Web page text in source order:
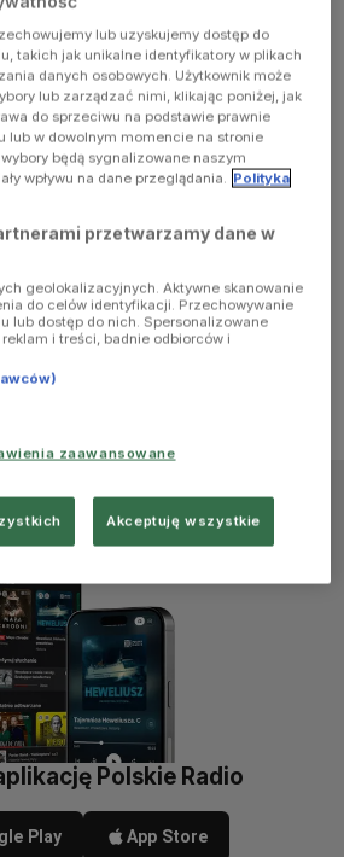
Polskie Radio
Play App Store
lub uzyskujemy dostęp do
takich jak unikalne identyfikatory w plikach
danych osobowych. Użytkownik może
lub zarządzać nimi, klikając poniżej, jak
do sprzeciwu na podstawie prawnie
lub w dowolnym momencie na stronie
będą sygnalizowane naszym
wpływu na dane przeglądania. Polityka
przetwarzamy dane w
geolokalizacyjnych. Aktywne skanowanie
do celów identyfikacji. Przechowywanie
lub dostęp do nich. Spersonalizowane
i treści, badnie odbiorców i
zaawansowane
Akceptuję wszystkie